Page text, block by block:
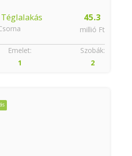
45.3
millió Ft
Téglalakás
Szobák:
2
Emelet:
1